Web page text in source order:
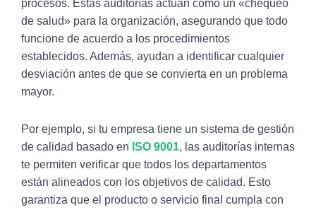
procesos. Estas auditorías actúan como un «chequeo
de salud» para la organización, asegurando que todo
funcione de acuerdo a los procedimientos
establecidos. Además, ayudan a identificar cualquier
desviación antes de que se convierta en un problema
mayor.
Por ejemplo, si tu empresa tiene un sistema de gestión
de calidad basado en ISO 9001, las auditorías internas
te permiten verificar que todos los departamentos
están alineados con los objetivos de calidad. Esto
garantiza que el producto o servicio final cumpla con